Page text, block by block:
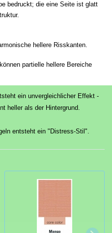
bedruckt; die eine Seite ist glatt
hellere Risskanten.
partielle hellere Bereiche
ein unvergleichlicher Effekt -
heller als der Hintergrund.
entsteht ein "Distress-Stil".